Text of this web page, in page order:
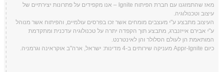
מאז שהתמזגנו עם חברת הפיתוח Ignite – אנו מקפידים על פתרונות יצירתיים של
עיצוב וטכנולוגיה.
העיצוב מתבצע ע"י מעצבים מומחים אשר זכו בפרסים עולמיים, והפיתוח אשר מנוהל
ע"י אבירם אייזנברג, מתבצע תוך הקפדה יתרה על טכנולוגיה עדכנית ומתקדמת
המותאמת הן לעולם הסלולר והן לאינטרנט.
כיום Appr-Ignite מעניקה שירותים ב-4 מדינות: ישראל, ארה"ב אוקראינה וגרמניה.